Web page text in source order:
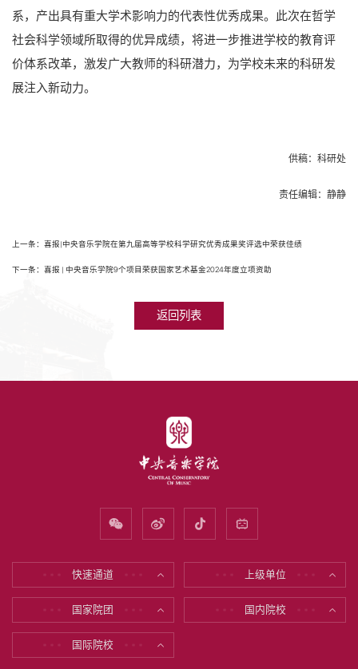
系，产出具有重大学术影响力的代表性优秀成果。此次在哲学
社会科学领域所取得的优异成绩，将进一步推进学校的教育评
价体系改革，激发广大教师的科研潜力，为学校未来的科研发
展注入新动力。
供稿：科研处
责任编辑：静静
上一条：喜报|中央音乐学院在第九届高等学校科学研究优秀成果奖评选中荣获佳绩
下一条：喜报 | 中央音乐学院9个项目荣获国家艺术基金2024年度立项资助
返回列表
快速通道 上级单位
国家院团 国内院校
国际院校